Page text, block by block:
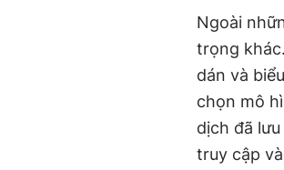
Ngoài
trọng
dán và
chọn mô
dịch đã
truy cập